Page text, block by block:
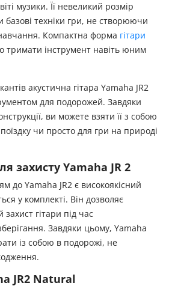
музики. Її невеликий розмір
базові техніки гри, не створюючи
Компактна форма гітари
тримати інструмент навіть юним
акустична гітара Yamaha JR2
для подорожей. Завдяки
ви можете взяти її з собою
чи просто для гри на природі
захисту Yamaha JR 2
до Yamaha JR2 є високоякісний
у комплекті. Він дозволяє
гітари під час
Завдяки цьому, Yamaha
із собою в подорожі, не
JR2 Natural